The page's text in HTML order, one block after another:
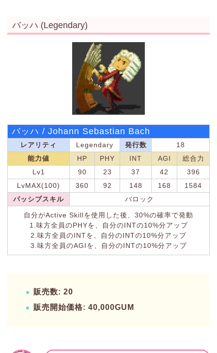
バッハ (Legendary)
バッハ / Johann Sebastian Bach
レアリティ Legendary 発行数
18
能力値
HP PHY INT AGI
総合力
Lv1
90 23 37 42
396
LvMAX(100)
360 92 148 168
1584
パッシブスキル
バロック
自分がActive Skillを使用した後、30%の確率で発動
1.味方全員のPHYを、自分のINTの10%分アップ
2.味方全員のINTを、自分のINTの10%分アップ
3.味方全員のAGIを、自分のINTの10%分アップ
販売数: 20
販売開始価格: 40,000GUM